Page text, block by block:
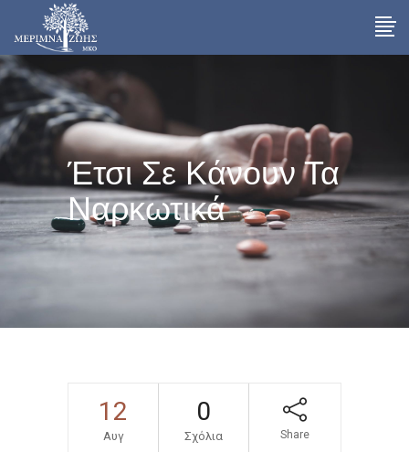
Έτσι Σε Κάνουν Τα
Ναρκωτικά
12
Αυγ
0
Σχόλια Share